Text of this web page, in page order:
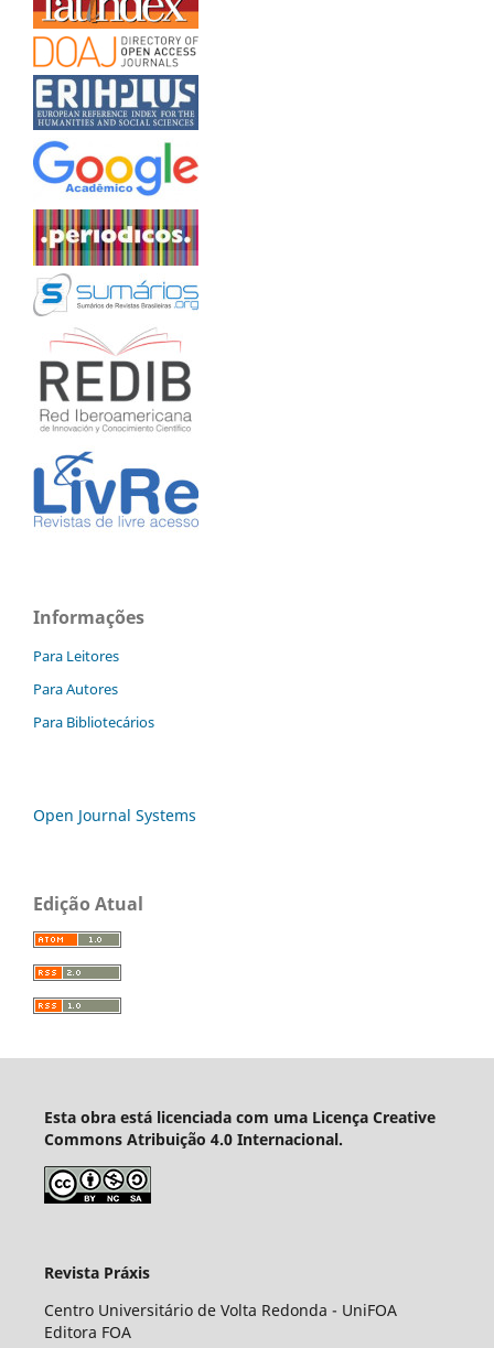
Informações
Para Leitores
Para Autores
Para Bibliotecários
Open Journal Systems
Edição Atual
Esta obra está licenciada com uma Licença Creative
Commons Atribuição 4.0 Internacional.
Revista Práxis
Centro Universitário de Volta Redonda - UniFOA
Editora FOA